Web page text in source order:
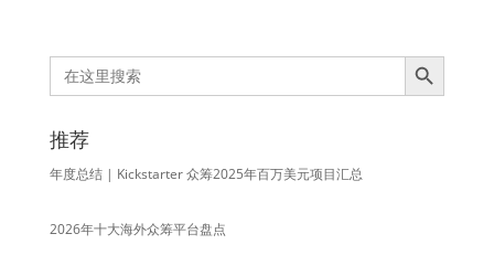
Search
for:
Search Button
推荐
年度总结 | Kickstarter 众筹2025年百万美元项目汇总
2026年十大海外众筹平台盘点